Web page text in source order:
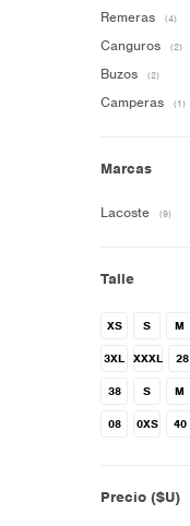
Remeras (4)
Canguros (2)
Buzos (2)
Camperas (1)
Marcas
Lacoste (9)
Talle
XS S M
3XL XXXL 28
38 S M
08 0XS 40
Precio ($U)